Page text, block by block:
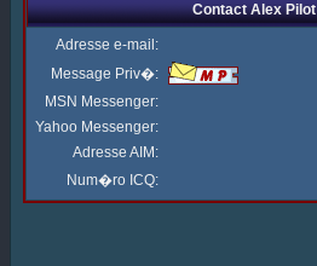
Contact Alex Pilot
Adresse e-mail:
Message Priv�:
MSN Messenger:
Yahoo Messenger:
Adresse AIM:
Num�ro ICQ: